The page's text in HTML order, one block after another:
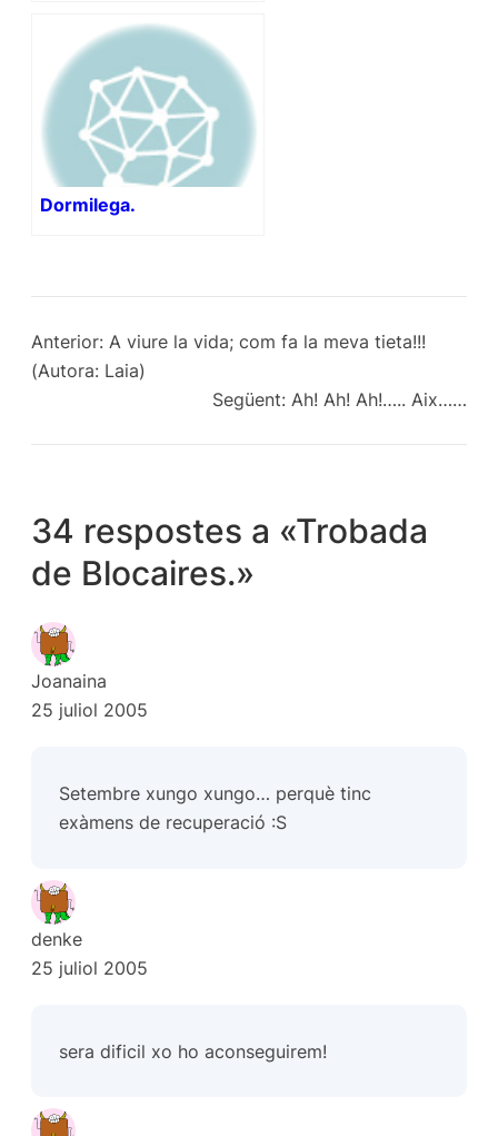
Dormilega.
Anterior: A viure la vida; com fa la meva tieta!!!
(Autora: Laia)
Següent: Ah! Ah! Ah!….. Aix……
34 respostes a «Trobada
de Blocaires.»
Joanaina
25 juliol 2005
Setembre xungo xungo… perquè tinc
exàmens de recuperació :S
denke
25 juliol 2005
sera dificil xo ho aconseguirem!